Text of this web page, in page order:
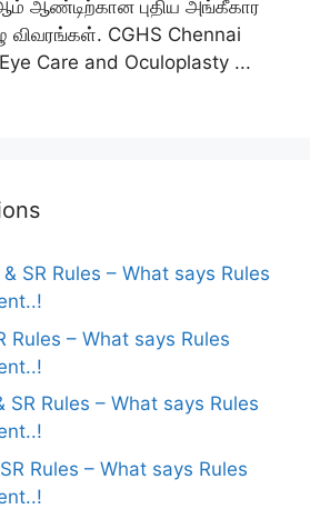
ஆண்டிற்கான புதிய அங்கீகார
விவரங்கள். CGHS Chennai
Care and Oculoplasty ...
& SR Rules – What says Rules
Rules – What says Rules
SR Rules – What says Rules
Rules – What says Rules